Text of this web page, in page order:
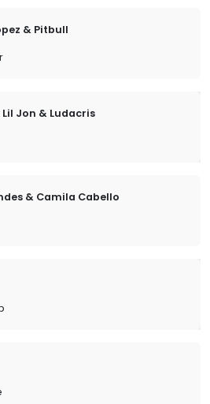
& Pitbull
Jon & Ludacris
& Camila Cabello